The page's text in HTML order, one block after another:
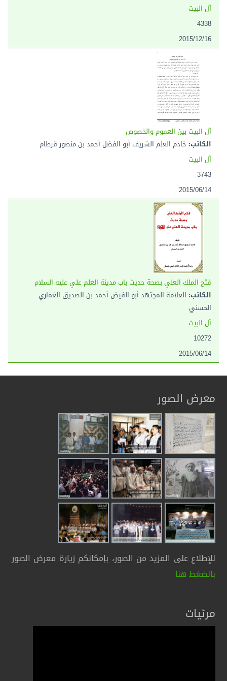
آل البيت
4338
2015/12/16
آل البيت بين العموم والخصوص
الكاتب: خادم العلم الشريف أبو الفضل أحمد بن منصور قرطام
آل البيت
3743
2015/06/14
فتح الملك العلي بصحة حديث باب مدينة العلم علي عليه السلام
الكاتب: العلامة المجتهد أبو الفيض أحمد بن الصديق الغماري
الحسني
آل البيت
10272
2015/06/14
معرض الصور
للإطلاع على المزيد من الصور، بإمكانكم زيارة معرض الصور
بالضغط هنا
مرئيات